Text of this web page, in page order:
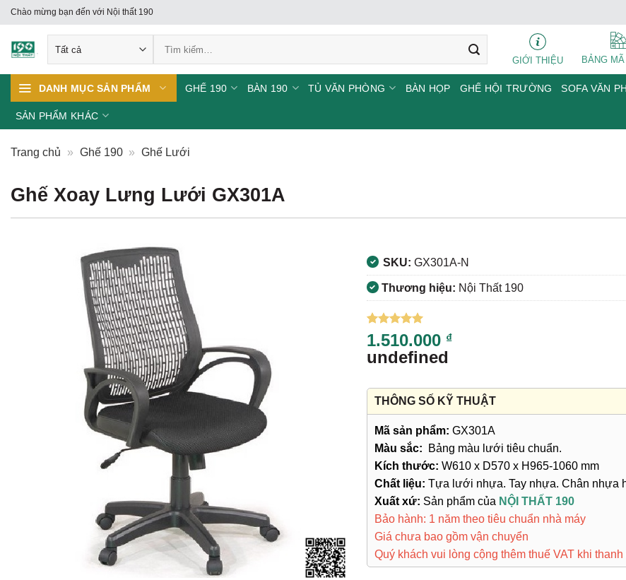
Skip
to
content
Chào mừng bạn đến với Nội thất 190
kiếm:
GIỚI THIỆU BẢNG
DANH MỤC SẢN PHẨM GHẾ 190 BÀN 190 TỦ VĂN PHÒNG BÀN HỌP GHẾ HỘI TRƯỜNG SOFA VĂN
SẢN PHẨM KHÁC
Trang chủ » Ghế 190 » Ghế Lưới
Ghế Xoay Lưng Lưới GX301A
SKU: GX301A-N
Thương hiệu: Nội Thất 190
5trên 5
dựa trên
11
đánh giá
1.510.000 ₫
undefined
THÔNG SỐ KỸ THUẬT
Mã sản phẩm: GX301A
Màu sắc: Bảng màu lưới tiêu chuẩn.
Kích thước: W610 x D570 x H965-1060 mm
Chất liệu: Tựa lưới nhựa. Tay nhựa. Chân nhựa
Xuất xứ: Sản phẩm của NỘI THẤT 190
Bảo hành: 1 năm theo tiêu chuẩn nhà máy
Giá chưa bao gồm vận chuyển
Quý khách vui lòng cộng thêm thuế VAT khi thanh